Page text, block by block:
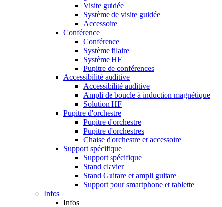
Visite guidée
Système de visite guidée
Accessoire
Conférence
Conférence
Système filaire
Système HF
Pupitre de conférences
Accessibilité auditive
Accessibilité auditive
Ampli de boucle à induction magnétique
Solution HF
Pupitre d'orchestre
Pupitre d'orchestre
Pupitre d'orchestres
Chaise d'orchestre et accessoire
Support spécifique
Support spécifique
Stand clavier
Stand Guitare et ampli guitare
Support pour smartphone et tablette
Infos
Infos